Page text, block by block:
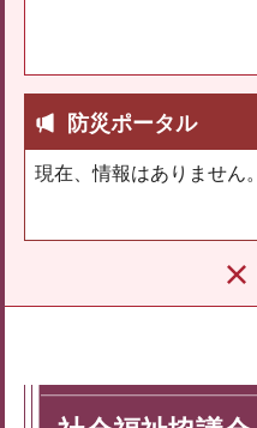
防災ポータル
現在、情報はありません。